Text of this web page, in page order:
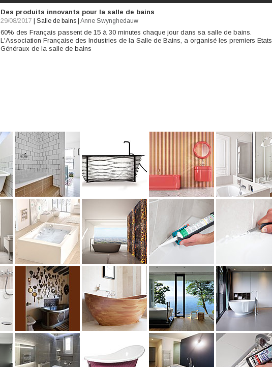
Des produits innovants pour la salle de bains
29/08/2017 Salle de bains Anne Swynghedauw
60% des Français passent de 15 à 30 minutes chaque jour dans sa salle de bains.
L'Association Française des Industries de la Salle de Bains, a organisé les premiers Etats
Généraux de la salle de bains